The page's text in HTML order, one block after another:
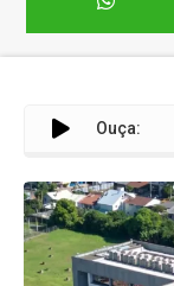
Ouça: